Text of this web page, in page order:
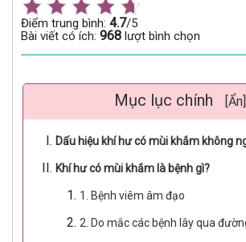
Điểm trung bình: 4.7/5
Bài viết có ích: 968 lượt bình chọn
Mục lục chính [Ẩn]
Dấu hiệu khí hư có mùi khắm không
Khí hư có mùi khắm là bệnh gì?
1. Bệnh viêm âm đạo
2. Do mắc các bệnh lây qua